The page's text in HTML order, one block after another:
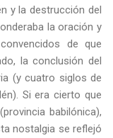
y la destrucción del
la oración y
de que
la conclusión del
(y cuatro siglos de
Si era cierto que
babilónica),
nostalgia se reflejó